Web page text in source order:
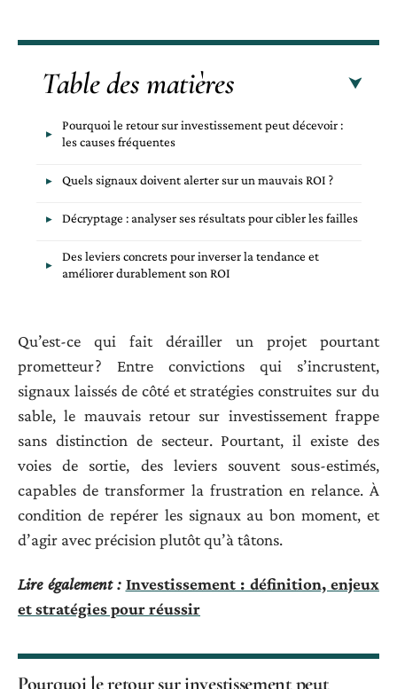
Table des matières
Pourquoi le retour sur investissement peut décevoir :
les causes fréquentes
Quels signaux doivent alerter sur un mauvais ROI ?
Décryptage : analyser ses résultats pour cibler les failles
Des leviers concrets pour inverser la tendance et
améliorer durablement son ROI
Qu’est-ce qui fait dérailler un projet pourtant
prometteur ? Entre convictions qui s’incrustent,
signaux laissés de côté et stratégies construites sur du
sable, le mauvais retour sur investissement frappe
sans distinction de secteur. Pourtant, il existe des
voies de sortie, des leviers souvent sous-estimés,
capables de transformer la frustration en relance. À
condition de repérer les signaux au bon moment, et
d’agir avec précision plutôt qu’à tâtons.
Lire également : Investissement : définition, enjeux
et stratégies pour réussir
Pourquoi le retour sur investissement peut